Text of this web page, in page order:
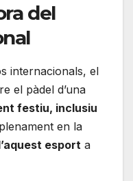
del
internacionals, el
el pàdel d’una
festiu, inclusiu
en la
esport a